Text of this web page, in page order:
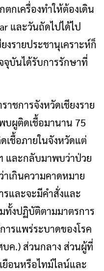
ตกเครื่องทำให้ต้องเดิน
และวันถัดไปได้ไป
งรายประชานุเคราะห์ก็
จุบันได้รับการรักษาที่
ชการจังหวัดเชียงราย
บผูติดเชื้อมานาน 75
ชื้อภายในจังหวัดแต่
และกลับมาพบว่าป่วย
าเกินความคาดหมาย
รและจะมีคำสั่งและ
ทั้งปฏิบัติตามมาตรการ
รแพร่ระบาดของโรค
บค.) ส่วนกลาง ส่วนผู้ที่
ยือนหรือไทม์ไลน์และ